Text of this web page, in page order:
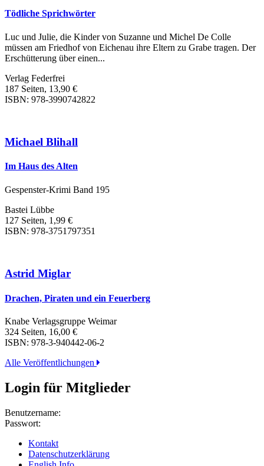
Tödliche Sprichwörter
Luc und Julie, die Kinder von Suzanne und Michel De Colle
müssen am Friedhof von Eichenau ihre Eltern zu Grabe tragen. Der
Erschütterung über einen...
Verlag Federfrei
187 Seiten, 13,90 €
ISBN: 978-3990742822
Michael Blihall
Im Haus des Alten
Gespenster-Krimi Band 195
Bastei Lübbe
127 Seiten, 1,99 €
ISBN: 978-3751797351
Astrid Miglar
Drachen, Piraten und ein Feuerberg
Knabe Verlagsgruppe Weimar
324 Seiten, 16,00 €
ISBN: 978-3-940442-06-2
Alle Veröffentlichungen
Login für Mitglieder
Benutzername:
Passwort:
Kontakt
Datenschutzerklärung